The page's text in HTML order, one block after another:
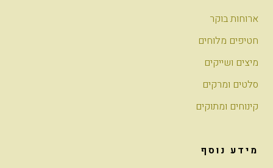
ארוחות בוקר
חטיפים מלוחים
מיצים ושייקים
סלטים ומרקים
קינוחים ומתוקים
מידע נוסף